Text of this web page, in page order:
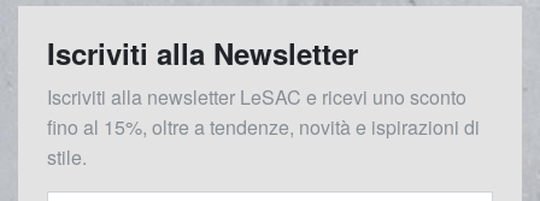
Iscriviti alla Newsletter
Iscriviti alla newsletter LeSAC e ricevi uno sconto
fino al 15%, oltre a tendenze, novità e ispirazioni di
stile.